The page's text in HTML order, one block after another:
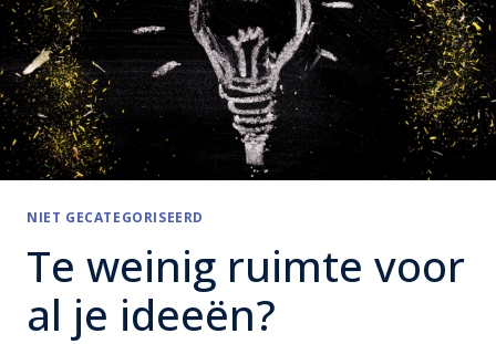
NIET GECATEGORISEERD
Te weinig ruimte voor
al je ideeën?